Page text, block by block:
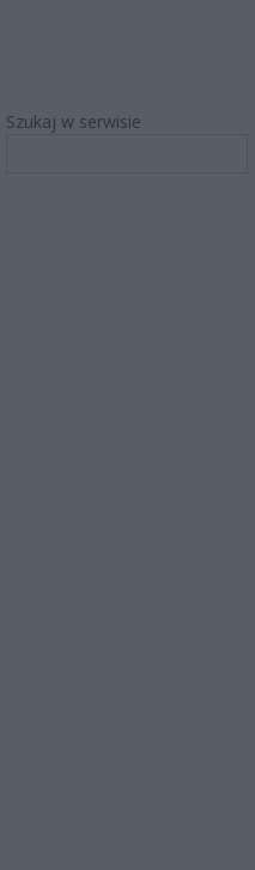
Szukaj w serwisie